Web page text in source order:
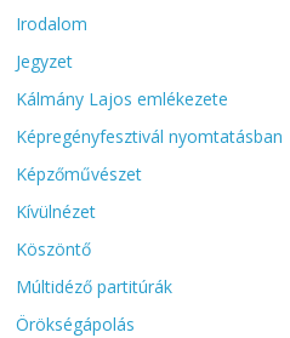
Irodalom
Jegyzet
Kálmány Lajos emlékezete
Képregényfesztivál nyomtatásban
Képzőművészet
Kívülnézet
Köszöntő
Múltidéző partitúrák
Örökségápolás